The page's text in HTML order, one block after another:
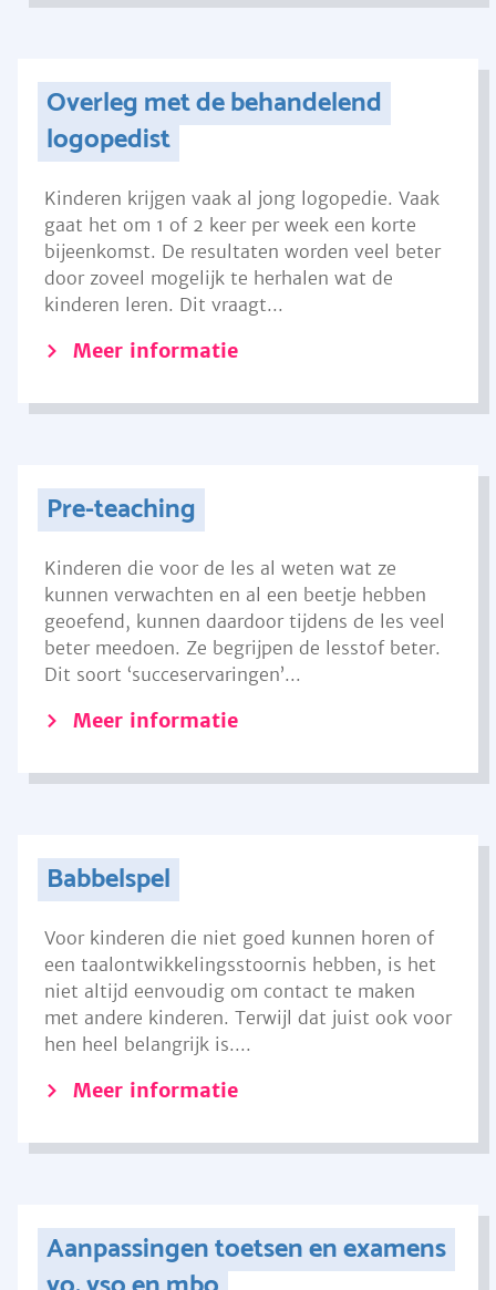
Overleg met de behandelend
logopedist
Kinderen krijgen vaak al jong logopedie. Vaak
gaat het om 1 of 2 keer per week een korte
bijeenkomst. De resultaten worden veel beter
door zoveel mogelijk te herhalen wat de
kinderen leren. Dit vraagt...
Meer informatie
Pre-teaching
Kinderen die voor de les al weten wat ze
kunnen verwachten en al een beetje hebben
geoefend, kunnen daardoor tijdens de les veel
beter meedoen. Ze begrijpen de lesstof beter.
Dit soort ‘succeservaringen’...
Meer informatie
Babbelspel
Voor kinderen die niet goed kunnen horen of
een taalontwikkelingsstoornis hebben, is het
niet altijd eenvoudig om contact te maken
met andere kinderen. Terwijl dat juist ook voor
hen heel belangrijk is....
Meer informatie
Aanpassingen toetsen en examens